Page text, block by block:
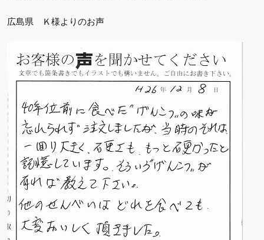
広島県 Ｋ様よりのお声